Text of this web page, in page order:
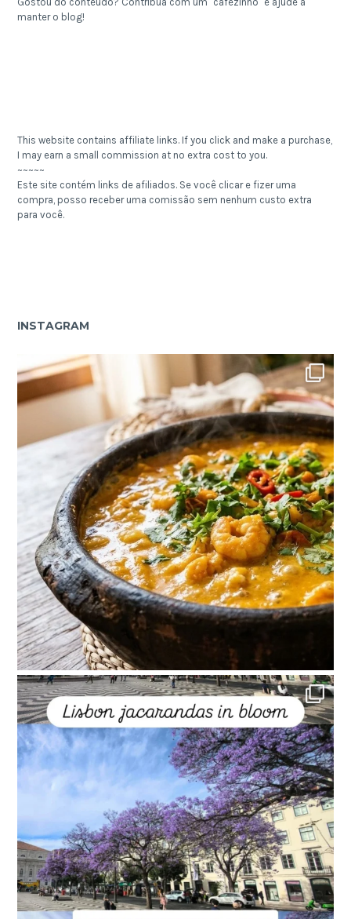
manter o blog!
This website contains affiliate links. If you click and make a purchase,
I may earn a small commission at no extra cost to you.
~~~~~
Este site contém links de afiliados. Se você clicar e fizer uma
compra, posso receber uma comissão sem nenhum custo extra
para você.
INSTAGRAM